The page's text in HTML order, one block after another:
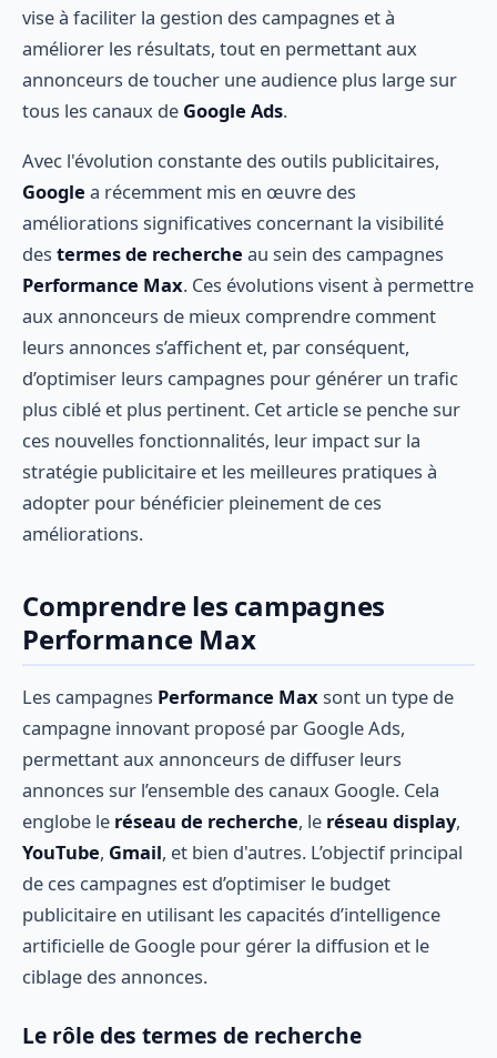
vise à faciliter la gestion des campagnes et à
améliorer les résultats, tout en permettant aux
annonceurs de toucher une audience plus large sur
tous les canaux de Google Ads.
Avec l'évolution constante des outils publicitaires,
Google a récemment mis en œuvre des
améliorations significatives concernant la visibilité
des termes de recherche au sein des campagnes
Performance Max. Ces évolutions visent à permettre
aux annonceurs de mieux comprendre comment
leurs annonces s’affichent et, par conséquent,
d’optimiser leurs campagnes pour générer un trafic
plus ciblé et plus pertinent. Cet article se penche sur
ces nouvelles fonctionnalités, leur impact sur la
stratégie publicitaire et les meilleures pratiques à
adopter pour bénéficier pleinement de ces
améliorations.
Comprendre les campagnes
Performance Max
Les campagnes Performance Maxsont un type de
campagne innovant proposé par Google Ads,
permettant aux annonceurs de diffuser leurs
annonces sur l’ensemble des canaux Google. Cela
englobe le réseau de recherche, le réseau display,
YouTube, Gmail, et bien d'autres. L’objectif principal
de ces campagnes est d’optimiser le budget
publicitaire en utilisant les capacités d’intelligence
artificielle de Google pour gérer la diffusion et le
ciblage des annonces.
Le rôle des termes de recherche